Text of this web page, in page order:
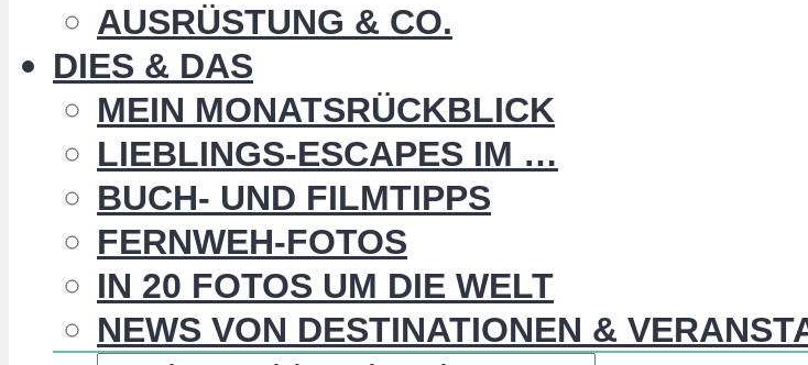
AUSRÜSTUNG & CO.
DIES & DAS
MEIN MONATSRÜCKBLICK
LIEBLINGS-ESCAPES IM …
BUCH- UND FILMTIPPS
FERNWEH-FOTOS
IN 20 FOTOS UM DIE WELT
NEWS VON DESTINATIONEN &